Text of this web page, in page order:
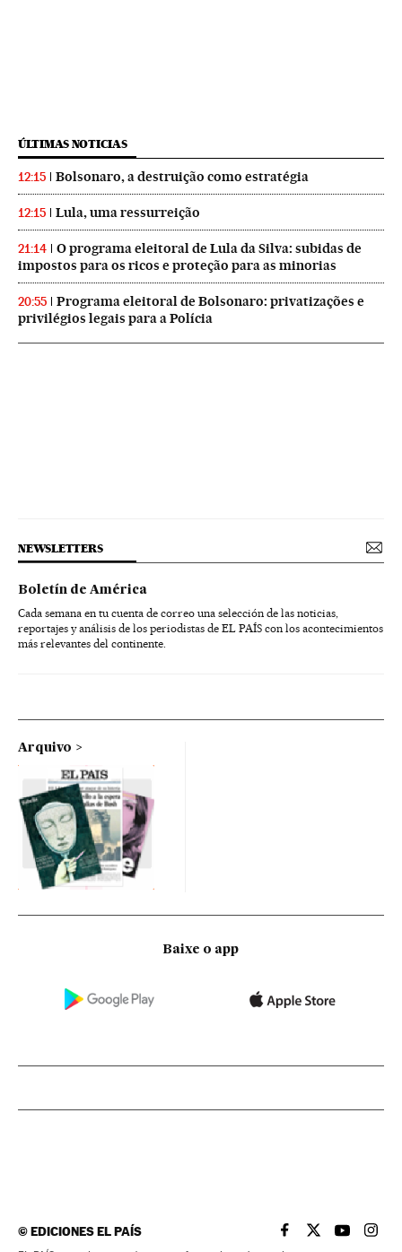
ÚLTIMAS NOTICIAS
12:15 Bolsonaro, a destruição como estratégia
12:15 Lula, uma ressurreição
21:14
O programa eleitoral de Lula da Silva: subidas de
impostos para os ricos e proteção para as minorias
20:55
Programa eleitoral de Bolsonaro: privatizações e
privilégios legais para a Polícia
NEWSLETTERS
Boletín de América
Cada semana en tu cuenta de correo una selección de las noticias,
reportajes y análisis de los periodistas de EL PAÍS con los acontecimientos
más relevantes del continente.
Arquivo
Baixe o app
©EDICIONES EL PAÍS EL PAÍS BRASIL EN
EL PAÍSEL PAÍS
EL